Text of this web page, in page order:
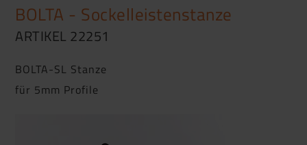
BOLTA - Sockelleistenstanze
ARTIKEL 22251
BOLTA-SL Stanze
für 5mm Profile